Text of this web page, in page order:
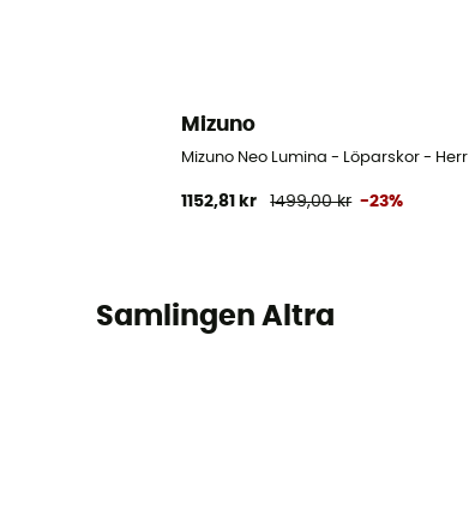
Mizuno
Mizuno Neo Lumina - Löparskor - Herr
1152,81 kr 1499,00 kr -23%
Samlingen Altra